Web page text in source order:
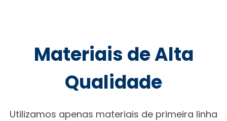
Materiais de Alta
Qualidade
Utilizamos apenas materiais de primeira linha